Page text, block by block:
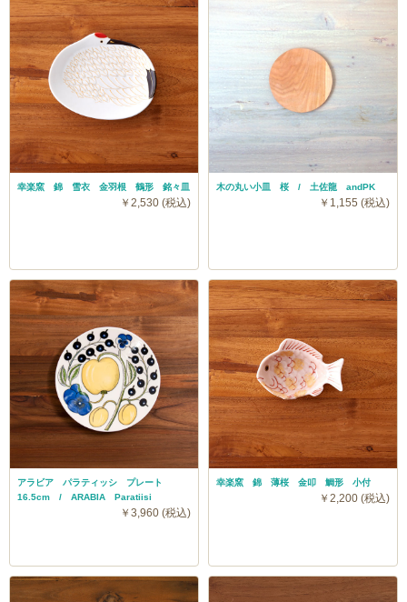
幸楽窯 錦 雪衣 金羽根 鶴形 銘々皿
￥2,530 (税込)
木の丸い小皿 桜 / 土佐龍 andPK
￥1,155 (税込)
アラビア パラティッシ プレート
16.5cm / ARABIA Paratiisi
￥3,960 (税込)
幸楽窯 錦 薄桜 金叩 鯛形 小付
￥2,200 (税込)